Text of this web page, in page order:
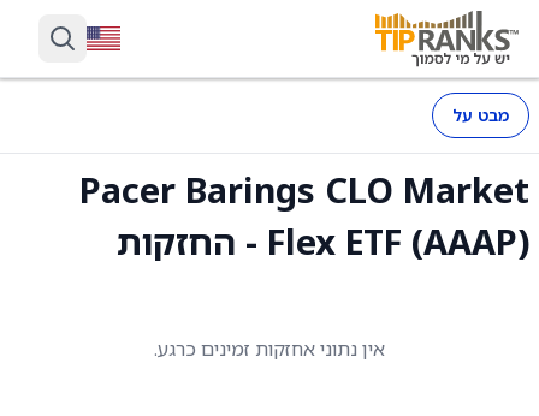
מבט על
Pacer Barings CLO Market
Flex ETF (AAAP) - החזקות
אין נתוני אחזקות זמינים כרגע.